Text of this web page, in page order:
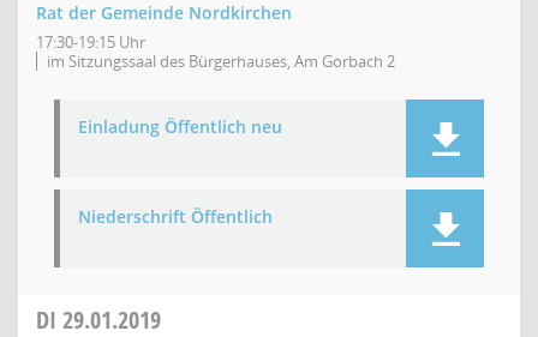
Rat der Gemeinde Nordkirchen
17:30-19:15 Uhr
im Sitzungssaal des Bürgerhauses, Am Gorbach 2
Einladung Öffentlich neu
Niederschrift Öffentlich
DI 29.01.2019